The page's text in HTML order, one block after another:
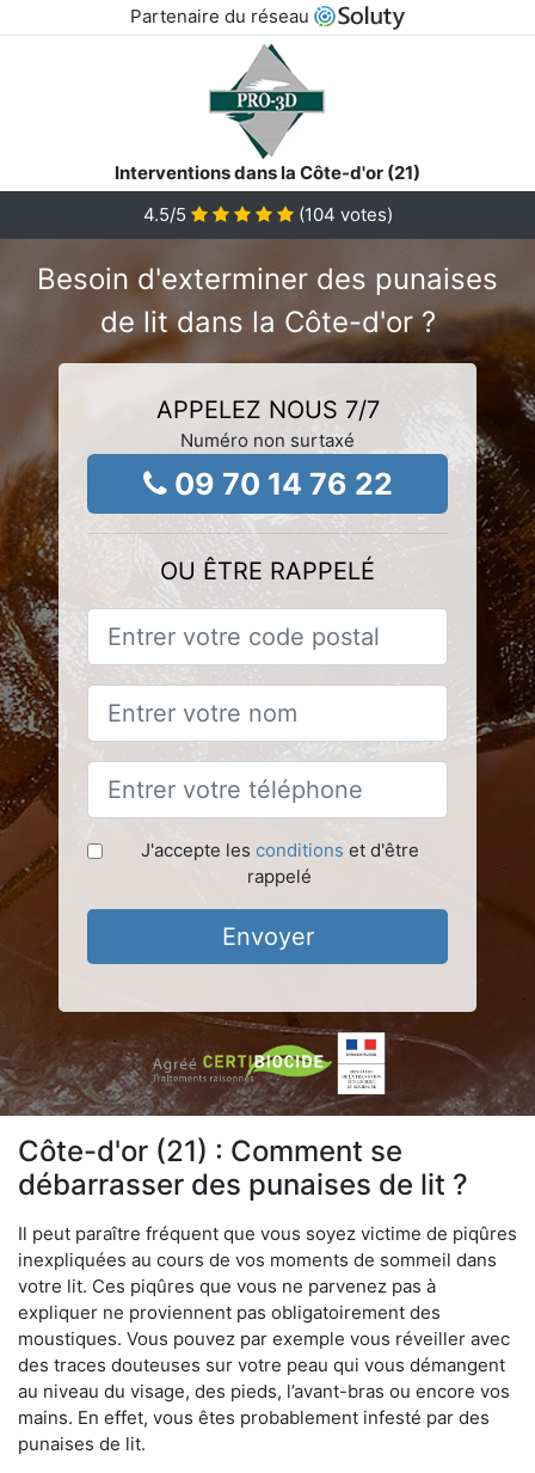
Partenaire du réseau
Interventions dans la Côte-d'or (21)
4.5/5 (104 votes)
Besoin d'exterminer des punaises
de lit dans la Côte-d'or ?
APPELEZ NOUS 7/7
Numéro non surtaxé
09 70 14 76 22
OU ÊTRE RAPPELÉ
J'accepte les conditions et d'être
rappelé
Envoyer
Côte-d'or (21) : Comment se
débarrasser des punaises de lit ?
Il peut paraître fréquent que vous soyez victime de piqûres
inexpliquées au cours de vos moments de sommeil dans
votre lit. Ces piqûres que vous ne parvenez pas à
expliquer ne proviennent pas obligatoirement des
moustiques. Vous pouvez par exemple vous réveiller avec
des traces douteuses sur votre peau qui vous démangent
au niveau du visage, des pieds, l’avant-bras ou encore vos
mains. En effet, vous êtes probablement infesté par des
punaises de lit.